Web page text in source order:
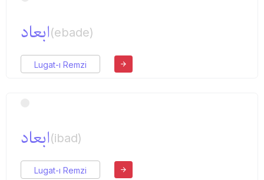
ابعاد(ebade)
Lugat-ı Remzi
ابعاد(ibad)
Lugat-ı Remzi